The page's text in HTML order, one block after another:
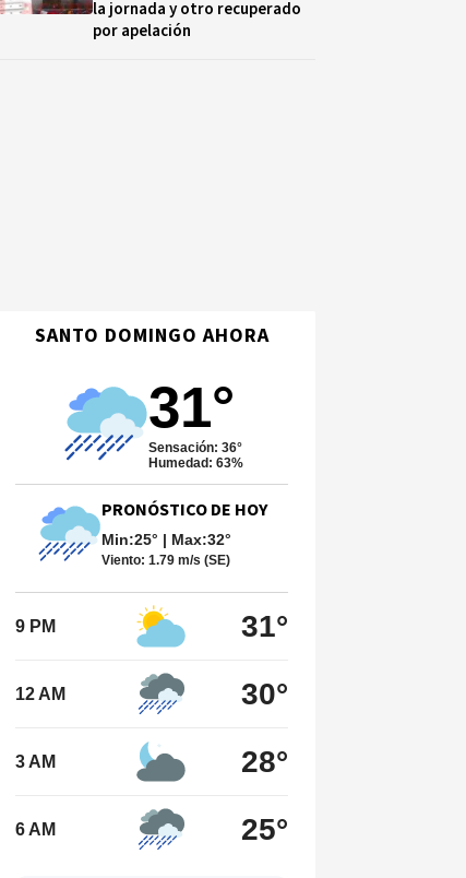
la jornada y otro recuperado
por apelación
SANTO DOMINGO AHORA
31°
Sensación: 36°
Humedad: 63%
PRONÓSTICO DE HOY
Min:25° | Max:32°
Viento: 1.79 m/s (SE)
9 PM 31°
12 AM 30°
3 AM 28°
6 AM 25°